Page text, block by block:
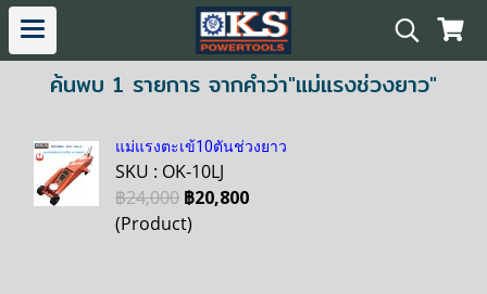
ค้นพบ 1 รายการ จากคำว่า"แม่แรงช่วงยาว"
แม่แรงตะเข้10ตันช่วงยาว
SKU : OK-10LJ
฿24,000 ฿20,800
(Product)